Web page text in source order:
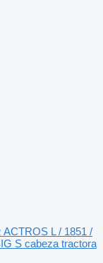
L / 1851 /
S cabeza tractora